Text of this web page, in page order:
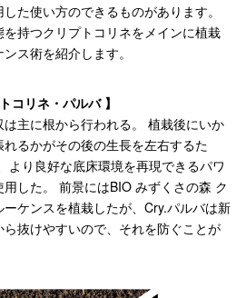
た使い方のできるものがあります。
持つクリプトコリネをメインに植栽
ス術を紹介します。
コリネ・パルバ 】
主に根から行われる。 植栽後にいか
るかがその後の生長を左右するた
より良好な底床環境を再現できるパワ
した。 前景にはBIO みずくさの森 ク
ケンスを植栽したが、Cry.パルバは新
抜けやすいので、それを防ぐことが